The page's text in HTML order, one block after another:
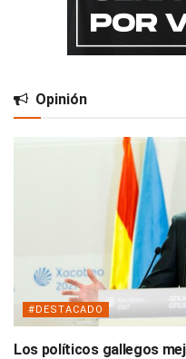
Opinión
#DESTACADO
Los políticos gallegos